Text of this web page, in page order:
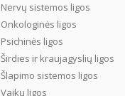
Nervų sistemos ligos
Onkologinės ligos
Psichinės ligos
Širdies ir kraujagyslių ligos
Šlapimo sistemos ligos
Vaikų ligos